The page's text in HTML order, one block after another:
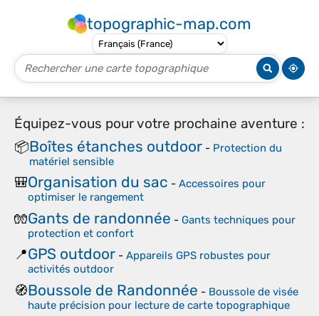
topographic-map.com
Équipez-vous pour votre prochaine aventure :
📦Boîtes étanches outdoor - Protection du
matériel sensible
🎒Organisation du sac - Accessoires pour
optimiser le rangement
🧤Gants de randonnée - Gants techniques pour
protection et confort
📍GPS outdoor - Appareils GPS robustes pour
activités outdoor
🧭Boussole de Randonnée - Boussole de visée
haute précision pour lecture de carte topographique